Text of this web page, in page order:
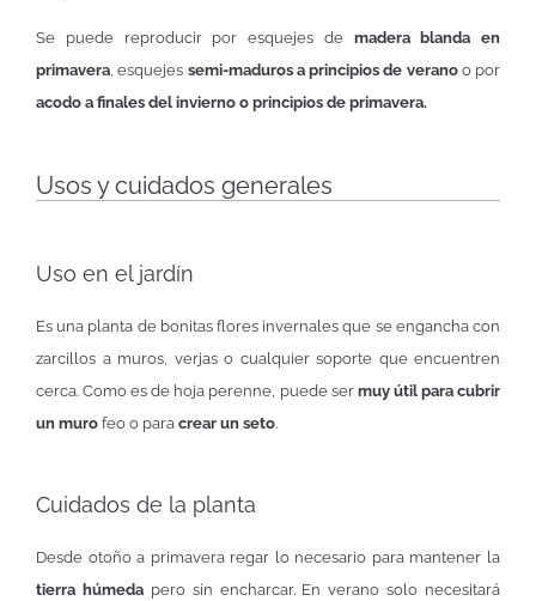
Se puede reproducir por esquejes de madera blanda en
primavera , esquejes semi-maduros a principios de veranoo por
acodo a finales del invierno o principios de primavera.
Usos y cuidados generales
Uso en el jardín
Es una planta de bonitas flores invernales que se engancha con
zarcillos a muros, verjas o cualquier soporte que encuentren
cerca. Como es de hoja perenne, puede ser muy útil para cubrir
un muro feo o para crear un seto.
Cuidados de la planta
Desde otoño a primavera regar lo necesario para mantener la
tierra húmedapero sin encharcar. En verano solo necesitará